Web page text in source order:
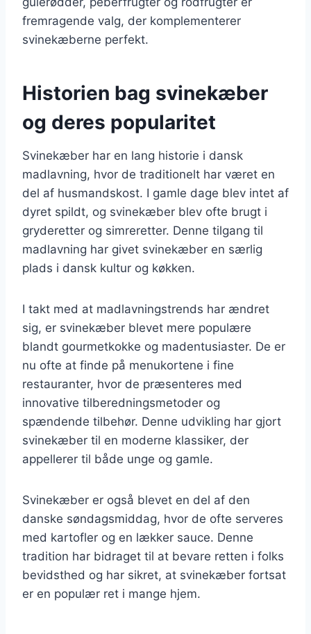
fremragende valg, der komplementerer
svinekæberne perfekt.
Historien bag svinekæber
og deres popularitet
Svinekæber har en lang historie i dansk
madlavning, hvor de traditionelt har været en
del af husmandskost. I gamle dage blev intet af
dyret spildt, og svinekæber blev ofte brugt i
gryderetter og simreretter. Denne tilgang til
madlavning har givet svinekæber en særlig
plads i dansk kultur og køkken.
I takt med at madlavningstrends har ændret
sig, er svinekæber blevet mere populære
blandt gourmetkokke og madentusiaster. De er
nu ofte at finde på menukortene i fine
restauranter, hvor de præsenteres med
innovative tilberedningsmetoder og
spændende tilbehør. Denne udvikling har gjort
svinekæber til en moderne klassiker, der
appellerer til både unge og gamle.
Svinekæber er også blevet en del af den
danske søndagsmiddag, hvor de ofte serveres
med kartofler og en lækker sauce. Denne
tradition har bidraget til at bevare retten i folks
bevidsthed og har sikret, at svinekæber fortsat
er en populær ret i mange hjem.